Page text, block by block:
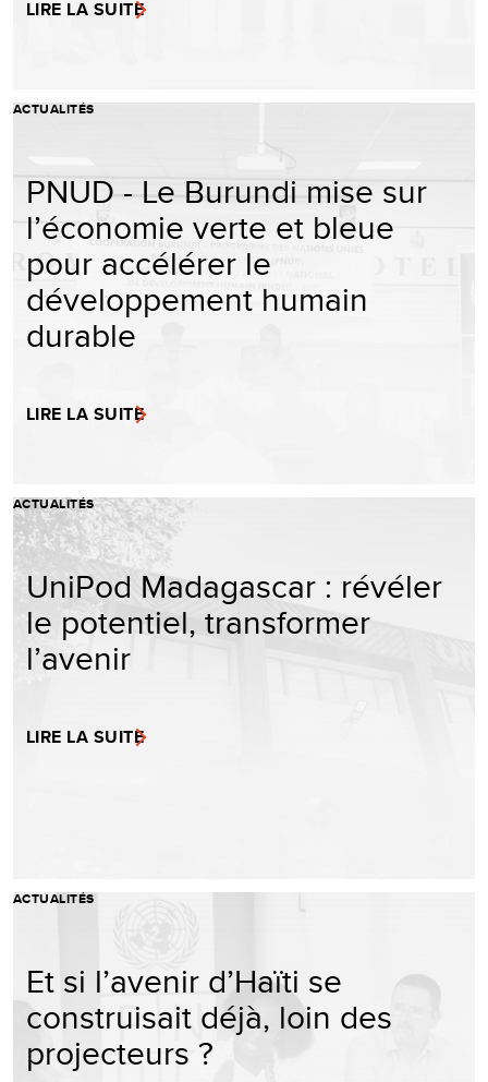
LIRE LA SUITE
ACTUALITÉS
PNUD - Le Burundi mise sur
l’économie verte et bleue
pour accélérer le
développement humain
durable
LIRE LA SUITE
ACTUALITÉS
UniPod Madagascar : révéler
le potentiel, transformer
l’avenir
LIRE LA SUITE
ACTUALITÉS
Et si l’avenir d’Haïti se
construisait déjà, loin des
projecteurs ?